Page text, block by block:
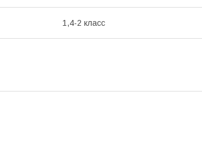
1,4-2 класс